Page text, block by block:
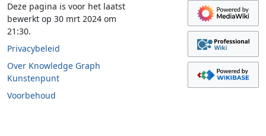
Deze pagina is voor het laatst
bewerkt op 30 mrt 2024 om
21:30.
Privacybeleid
Over Knowledge Graph
Kunstenpunt
Voorbehoud